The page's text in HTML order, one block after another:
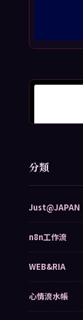
分類
Just@JAPAN
n8n工作流
WEB&RIA
心情流水帳